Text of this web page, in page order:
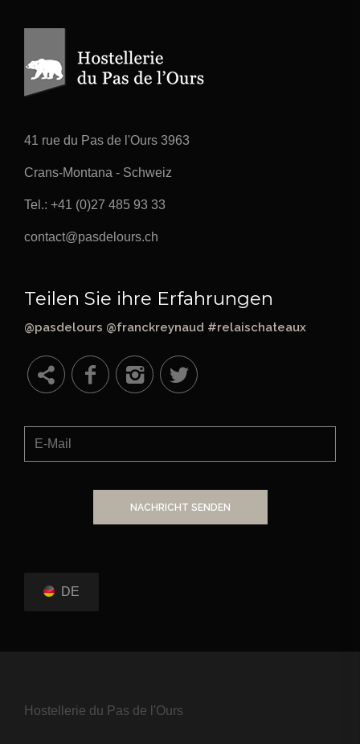
41 rue du Pas de l'Ours 3963
Crans-Montana - Schweiz
Tel.: +41 (0)27 485 93 33
contact@pasdelours.ch
Teilen Sie ihre Erfahrungen
@pasdelours @franckreynaud #relaischateaux
NACHRICHT SENDEN
DE
Hostellerie du Pas de l'Ours